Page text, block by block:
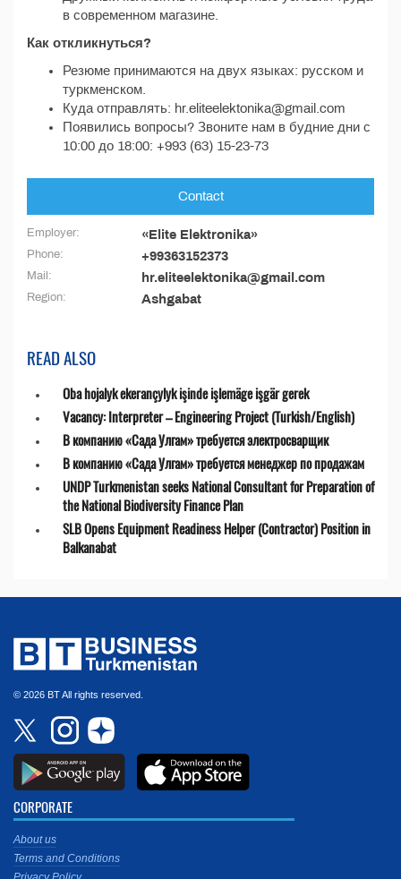
в современном магазине.
Как откликнуться?
Резюме принимаются на двух языках: русском и
туркменском.
Куда отправлять: hr.eliteelektonika@gmail.com
Появились вопросы? Звоните нам в будние дни с
10:00 до 18:00: +993 (63) 15-23-73
Contact
Employer: «Elite Elektronika»
Phone: +99363152373
Mail: hr.eliteelektonika@gmail.com
Region: Ashgabat
READ ALSO
Oba hojalyk ekerançylyk işinde işlemäge işgär gerek
Vacancy: Interpreter – Engineering Project (Turkish/English)
В компанию «Сада Улгам» требуется электросварщик
В компанию «Сада Улгам» требуется менеджер по продажам
UNDP Turkmenistan seeks National Consultant for Preparation of
the National Biodiversity Finance Plan
SLB Opens Equipment Readiness Helper (Contractor) Position in
Balkanabat
© 2026 BT All rights reserved.
CORPORATE
About us
Terms and Conditions